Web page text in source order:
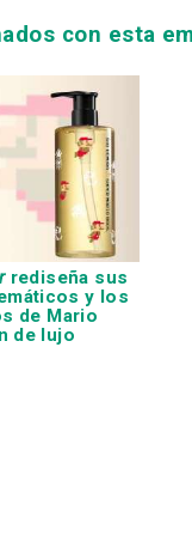
con esta
rediseña sus
y los
de Mario
de lujo